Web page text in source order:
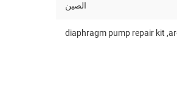
الصين
,
diaphragm pump repair kit